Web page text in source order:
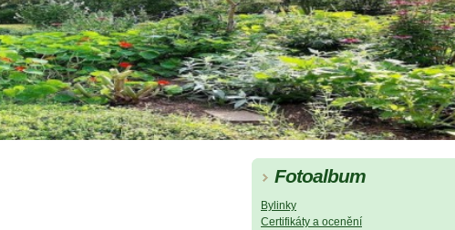
Fotoalbum
Bylinky
Certifikáty a ocenění